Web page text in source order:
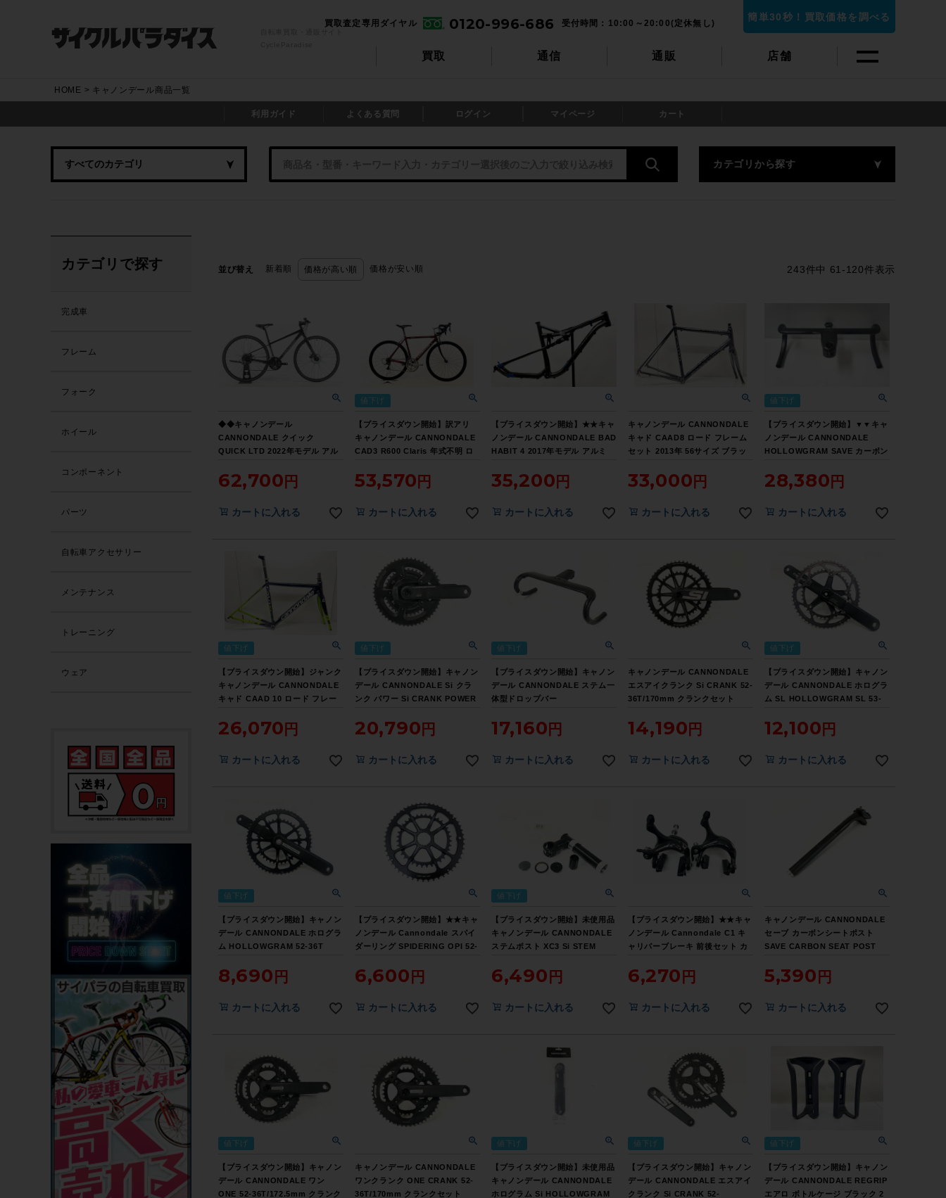
買取 通信 通販 店舗
買取査定専用ダイヤル 0120-996-686 受付時間：10:00～20:00(定休無し)
簡単30秒！買取価格を調べる
HOME キャノンデール商品一覧
利用ガイド よくある質問 ログイン マイページ カート
カテゴリから探す
並び替え 新着順 価格が高い順 価格が安い順 243件中 61 -120件表示
◆◆キャノンデール
CANNONDALE クイック
QUICK LTD 2022年モデル アル
SHIMANO 3x8速（サイクルパラ
ダイス大阪より配送）
62,700
カートに入れる
値下げ
【プライスダウン開始】訳アリ
キャノンデール CANNONDALE
CAD3 R600 Claris 年式不明 ロ
買い得SALE】
53,570
カートに入れる
【プライスダウン開始】★★キャ
ノンデール CANNONDALE BAD
HABIT 4 2017年モデル アルミ
ム Lサイズ （サイクルパラダイ
ス山口より配送)【お買い得
35,200
カートに入れる
キャノンデール CANNONDALE
キャド CAAD8 ロード フレーム
セット 2013年 56サイズ ブラッ
33,000
カートに入れる
値下げ
【プライスダウン開始】▼▼キャ
ノンデール CANNONDALE
HOLLOWGRAM SAVE カーボン
KNOT ステム 100mm セット
（サイクルパラダイス福岡より配
28,380
カートに入れる
値下げ
【プライスダウン開始】ジャンク
キャノンデール CANNONDALE
キャド CAAD 10 ロード フレー
ック/グリーン【お買い得SALE】
26,070
カートに入れる
値下げ
【プライスダウン開始】キャノン
デール CANNONDALE Si クラ
ンク パワー Si CRANK POWER
ト【お買い得SALE】
20,790
カートに入れる
値下げ
【プライスダウン開始】キャノン
デール CANNONDALE ステム一
体型ドロップバー
SYSTEM BAR STEM
430mm/110mm カーボン【お買
17,160
カートに入れる
キャノンデール CANNONDALE
エスアイクランク Si CRANK 52-
36T/170mm クランクセット
14,190
カートに入れる
値下げ
【プライスダウン開始】キャノン
デール CANNONDALE ホログラ
ム SL HOLLOWGRAM SL 53-
トマウント ロックリング欠品 ク
ランクセット【お買い得SALE】
12,100
カートに入れる
値下げ
【プライスダウン開始】キャノン
デール CANNONDALE ホログラ
ム HOLLOWGRAM 52-36T
ウント クランクキャップ欠品 ク
ランクセット【お買い得SALE】
8,690
カートに入れる
【プライスダウン開始】★★キャ
ノンデール Cannondale スパイ
ダーリング SPIDERING OPI 52-
ス山口より配送)【お買い得
SALE】
6,600
カートに入れる
値下げ
【プライスダウン開始】未使用品
キャノンデール CANNONDALE
ステムポスト XC3 Si STEM
得SALE】
6,490
カートに入れる
【プライスダウン開始】★★キャ
ノンデール Cannondale C1 キ
ャリパーブレーキ 前後セット カ
より配送)【お買い得SALE】
6,270
カートに入れる
キャノンデール CANNONDALE
セーブ カーボンシートポスト
SAVE CARBON SEAT POST
カーボン
5,390
カートに入れる
値下げ
【プライスダウン開始】キャノン
デール CANNONDALE ワン
ONE 52-36T/172.5mm クランク
キャノンデール CANNONDALE
ワンクランク ONE CRANK 52-
36T/170mm クランクセット
値下げ
【プライスダウン開始】未使用品
キャノンデール CANNONDALE
ホログラム Si HOLLOWGRAM
値下げ
【プライスダウン開始】キャノン
デール CANNONDALE エスアイ
クランク Si CRANK 52-
値下げ
【プライスダウン開始】キャノン
デール CANNONDALE REGRIP
エアロ ボトルケージ ブラック 2
カテゴリで探す
完成車
フレーム
フォーク
ホイール
コンポーネント
パーツ
自転車アクセサリー
メンテナンス
トレーニング
ウェア